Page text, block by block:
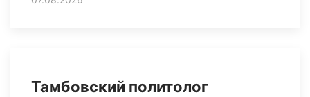
Тамбовский политолог